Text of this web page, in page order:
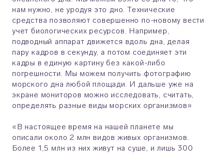
нам нужно, не уродуя это дно. Технические
средства позволяют совершенно по-новому вести
учет биологических ресурсов. Например,
подводный аппарат движется вдоль дна, делая
пару кадров в секунду, а потом соединяет эти
кадры в единую картину без какой-либо
погрешности. Мы можем получить фотографию
морского дна любой площади. И дальше уже на
экране мониторов можно исследовать, считать,
определять разные виды морских организмов»
«В настоящее время на нашей планете мы
описали около 2 млн видов живых организмов.
Более 1,5 млн из них живут на суше, и лишь 300